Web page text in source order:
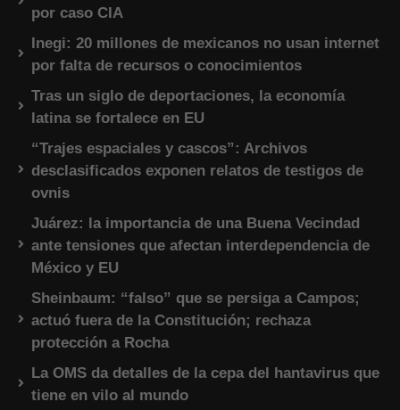
por caso CIA
Inegi: 20 millones de mexicanos no usan internet
por falta de recursos o conocimientos
Tras un siglo de deportaciones, la economía
latina se fortalece en EU
“Trajes espaciales y cascos”: Archivos
desclasificados exponen relatos de testigos de
ovnis
Juárez: la importancia de una Buena Vecindad
ante tensiones que afectan interdependencia de
México y EU
Sheinbaum: “falso” que se persiga a Campos;
actuó fuera de la Constitución; rechaza
protección a Rocha
La OMS da detalles de la cepa del hantavirus que
tiene en vilo al mundo